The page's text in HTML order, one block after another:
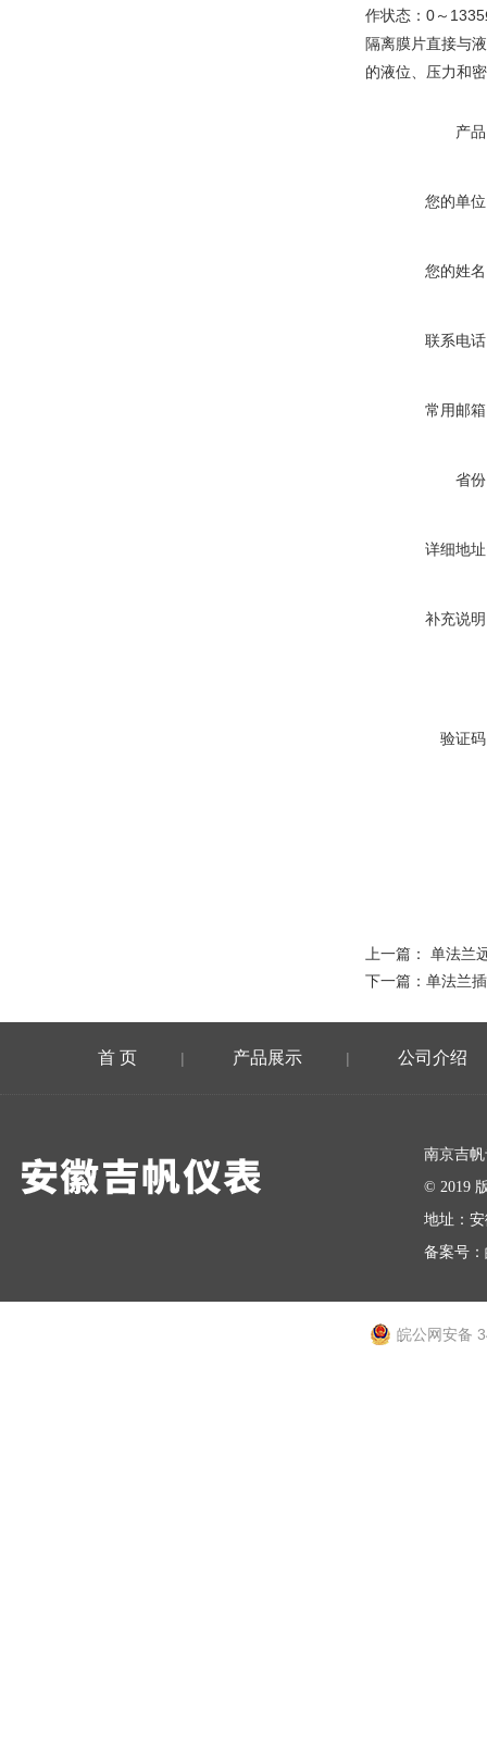
作状态：0～
隔离膜片直接与
的液位、压力和
产
您的单
您的姓
联系电
常用邮
省
详细地
补充说
验证
上一篇： 单法兰
下一篇： 单法兰
首 页 | 产品展示 | 公司介绍
南京吉
© 2019
地址：
备案号：
皖公网安备